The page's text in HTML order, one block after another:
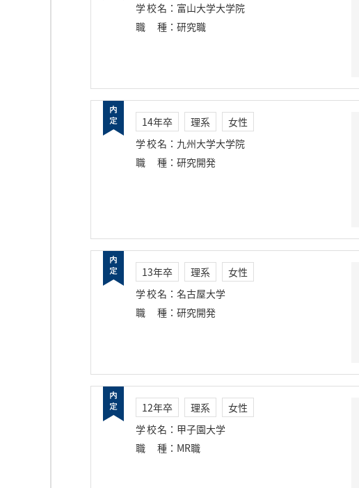
学校名 ： 富山大学大学院
職種 ： 研究職
14年卒 理系
女性
学校名 ： 九州大学大学院
職種 ： 研究開発
13年卒 理系
女性
学校名 ： 名古屋大学
職種 ： 研究開発
12年卒 理系
女性
学校名 ： 甲子園大学
職種 ： MR職